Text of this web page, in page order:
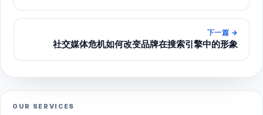
下一篇 →
社交媒体危机如何改变品牌在搜索引擎中的形象
OUR SERVICES